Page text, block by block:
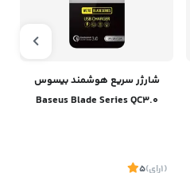
شارژر سریع هوشمند بیسوس
Baseus Blade Series QC3.0
(1 رای)
5